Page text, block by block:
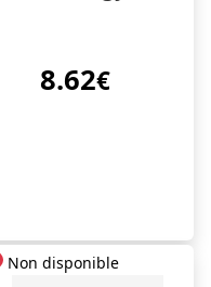
8.62€
Non disponible